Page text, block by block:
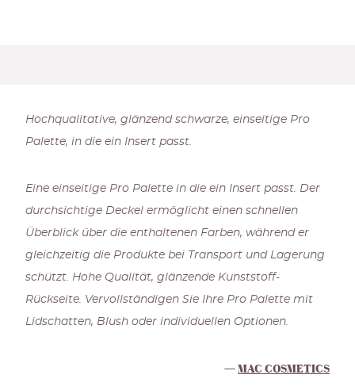
Hochqualitative, glänzend schwarze, einseitige Pro
Palette, in die ein Insert passt.
Eine einseitige Pro Palette in die ein Insert passt. Der
durchsichtige Deckel ermöglicht einen schnellen
Überblick über die enthaltenen Farben, während er
gleichzeitig die Produkte bei Transport und Lagerung
schützt. Hohe Qualität, glänzende Kunststoff-
Rückseite. Vervollständigen Sie Ihre Pro Palette mit
Lidschatten, Blush oder individuellen Optionen.
MAC COSMETICS